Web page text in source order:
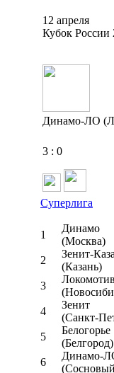
12 апреля
Кубок России
Динамо-ЛО
3 : 0
Суперлига
1
Динамо
(Москва)
2
Зенит-
(Казань)
3
Локомотив
4
Зенит
(Санкт-
5
Белогорье
(Белгород)
6
Динамо-